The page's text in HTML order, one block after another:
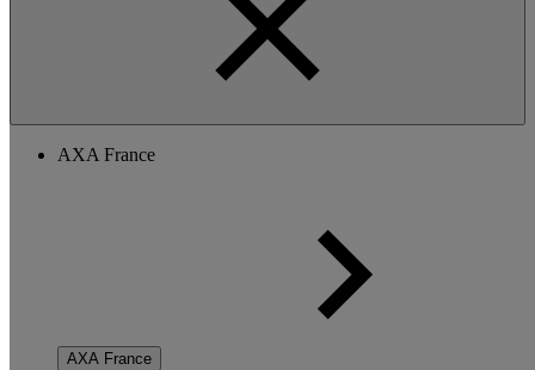
AXA France
AXA France